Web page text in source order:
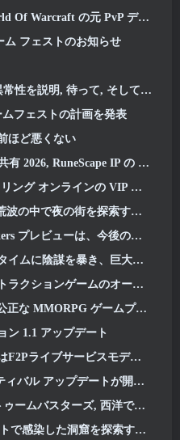
シャリスト, リーグ・オブ・レジェンド MMO チームに参加
ム フェストのお知らせ
て、ある「秘密」組織がすべてを追跡する方法
フェストの計画を発表
ほど悪くない
IP の 25 周年記念式典の一環
の VIP メンバーシップの値上げを発表
で夜の街を探索する時間です
ローグ テストに何が期待できるかを示しています
大な猫と戦いましょうの最新アップデート
ベータテスト日が発表, ミストフォールハンター
プレイを復活させ、CBT が 6 月にオープン 4
ン 1.1 アップデート
ービスモデルと結びついているのか?
れ、新しいウォーロード クラスが追加されました
ムバスターズ, 西洋でも発売
洞窟を探索する準備をしましょう